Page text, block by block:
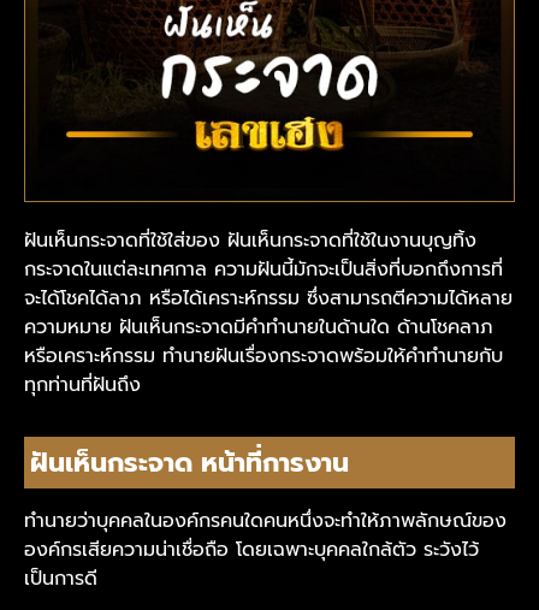
ฝันเห็นกระจาดที่ใช้ใส่ของ ฝันเห็นกระจาดที่ใช้ในงานบุญทิ้ง
กระจาดในแต่ละเทศกาล ความฝันนี้มักจะเป็นสิ่งที่บอกถึงการที่
จะได้โชคได้ลาภ หรือได้เคราะห์กรรม ซึ่งสามารถตีความได้หลาย
ความหมาย ฝันเห็นกระจาดมีคำทำนายในด้านใด ด้านโชคลาภ
หรือเคราะห์กรรม ทำนายฝันเรื่องกระจาดพร้อมให้คำทำนายกับ
ทุกท่านที่ฝันถึง
ฝันเห็นกระจาด หน้าที่การงาน
ทำนายว่าบุคคลในองค์กรคนใดคนหนึ่งจะทำให้ภาพลักษณ์ของ
องค์กรเสียความน่าเชื่อถือ โดยเฉพาะบุคคลใกล้ตัว ระวังไว้
เป็นการดี